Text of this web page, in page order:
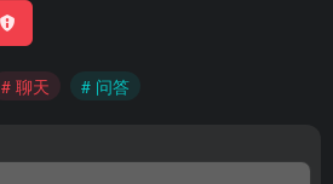
# 聊天 # 问答